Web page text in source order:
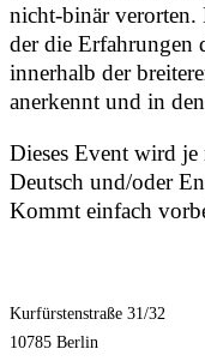
nicht-binär verorten.
der die Erfahrungen
innerhalb der
anerkennt und in
Dieses Event wird je
Deutsch und/oder
Kommt einfach
Kurfürstenstraße 31/32
10785 Berlin